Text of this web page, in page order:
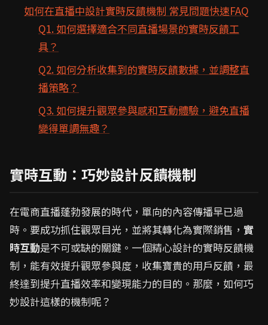
如何在直播中設計實時反饋機制 常見問題快速FAQ
Q1. 如何選擇適合不同直播場景的實時反饋工
具？
Q2. 如何分析收集到的實時反饋數據，並調整直
播策略？
Q3. 如何提升觀眾參與感和互動體驗，避免直播
變得單調無趣？
實時互動：巧妙設計反饋機制
在電商直播蓬勃發展的時代，單向的內容傳播早已過
時。要成功抓住觀眾目光，並將其轉化為實際銷售， 實
時互動是不可或缺的關鍵。一個精心設計的實時反饋機
制，能有效提升觀眾參與度，收集寶貴的用戶反饋，最
終達到提升直播效率和變現能力的目的。那麼，如何巧
妙設計這樣的機制呢？